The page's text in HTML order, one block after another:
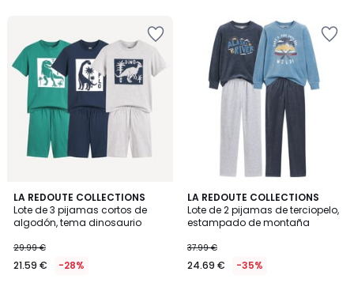
LA REDOUTE COLLECTIONS
Lote de 3 pijamas cortos de
algodón, tema dinosaurio
29.99 €
21.59 € -28%
4,7
/ 5
LA REDOUTE COLLECTIONS
Lote de 2 pijamas de terciopelo,
estampado de montaña
37.99 €
24.69 € -35%
4,3
/ 5